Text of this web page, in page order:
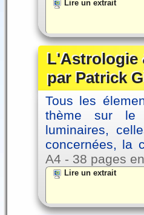
Lire un extrait
L'Astrologie
par Patrick
Tous les
thème sur le
luminaires,
concernées, la
A4 - 38 pages
Lire un extrait